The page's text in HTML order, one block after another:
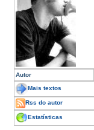
Autor
Mais textos
Rss do autor
Estatísticas